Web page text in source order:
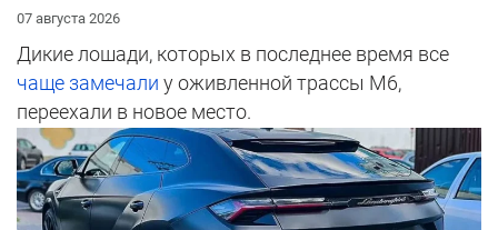
07 августа 2026
Дикие лошади, которых в последнее время все
чаще замечали у оживленной трассы М6,
переехали в новое место.